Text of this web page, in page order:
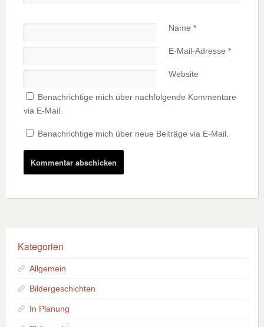
Name *
E-Mail-Adresse *
Website
Benachrichtige mich über nachfolgende Kommentare
via E-Mail.
Benachrichtige mich über neue Beiträge via E-Mail.
Kategorien
Allgemein
Bildergeschichten
In Planung